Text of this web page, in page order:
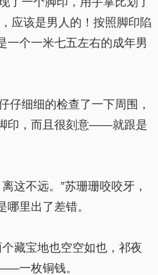
应该是男人的！按照脚印陷
一个一米七五左右的成年男
细细的检查了一下周围，
印，而且很刻意——就跟是
这不远。”苏珊珊咬咬牙，
哪里出了差错。
藏宝地也空空如也，祁夜
一枚铜钱。